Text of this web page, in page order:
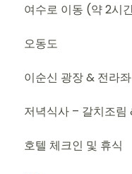
여수로 이동 (약 2시
오동도
이순신 광장 & 전라
저녁식사 – 갈치조림
호텔 체크인 및 휴식